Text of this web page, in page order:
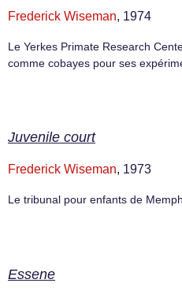
Frederick Wiseman, 1974
Le Yerkes Primate Research
comme cobayes pour ses
Juvenile court
Frederick Wiseman, 1973
Le tribunal pour enfants de
Essene